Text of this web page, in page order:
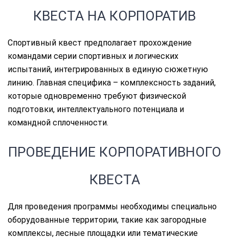
КВЕСТА НА КОРПОРАТИВ
Спортивный квест предполагает прохождение
командами серии спортивных и логических
испытаний, интегрированных в единую сюжетную
линию. Главная специфика – комплексность заданий,
которые одновременно требуют физической
подготовки, интеллектуального потенциала и
командной сплоченности.
ПРОВЕДЕНИЕ КОРПОРАТИВНОГО
КВЕСТА
Для проведения программы необходимы специально
оборудованные территории, такие как загородные
комплексы, лесные площадки или тематические